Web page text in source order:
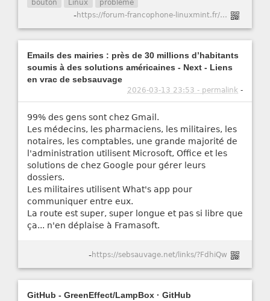
bouton Linux problème
- https://forum-francophone-linuxmint.fr/viewtopic.php?t=21751
Emails des mairies : près de 30 millions d’habitants
soumis à des solutions américaines - Next - Liens
en vrac de sebsauvage
2026-03-13 23:53 - permalink -
99% des gens sont chez Gmail.
Les médecins, les pharmaciens, les militaires, les
notaires, les comptables, une grande majorité de
l'administration utilisent Microsoft, Office et les
solutions de chez Google pour gérer leurs
dossiers.
Les militaires utilisent What's app pour
communiquer entre eux.
La route est super, super longue et pas si libre que
ça... n'en déplaise à Framasoft.
-https://sebsauvage.net/links/?FdhiQw
GitHub - GreenEffect/LampBox · GitHub